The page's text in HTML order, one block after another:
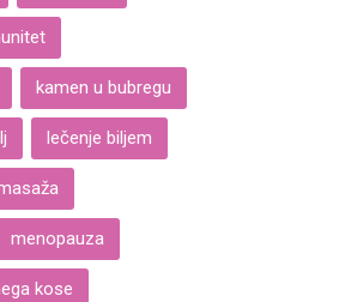
kamen u bubregu
lečenje biljem
menopauza
kose